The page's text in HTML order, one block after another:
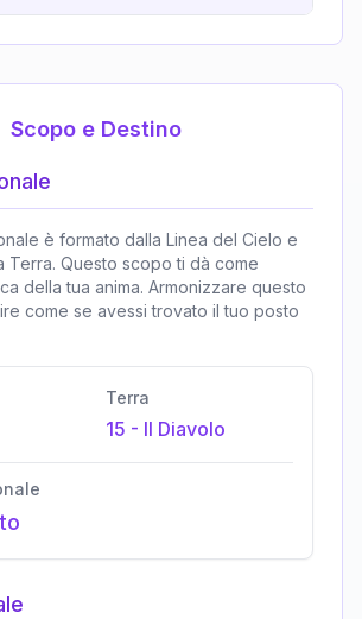
Scopo e Destino
è formato dalla Linea del Cielo e
Terra. Questo scopo ti dà come
della tua anima. Armonizzare questo
come se avessi trovato il tuo posto
Terra
15 - Il Diavolo